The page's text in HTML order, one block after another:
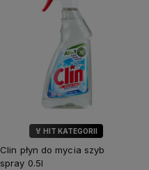
🏅 HIT KATEGORII
Clin płyn do mycia szyb
spray 0.5l